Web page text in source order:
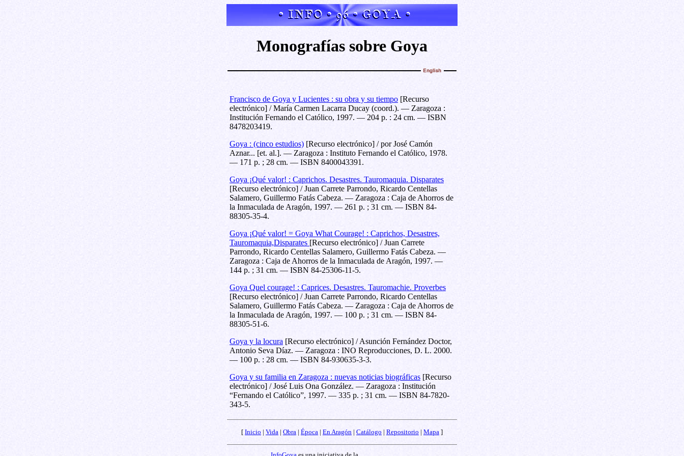
Monografías sobre Goya
Francisco de Goya y Lucientes : su obra y su tiempo [Recurso
electrónico] / María Carmen Lacarra Ducay (coord.). — Zaragoza :
Institución Fernando el Católico, 1997. — 204 p. : 24 cm. — ISBN
8478203419.
Goya : (cinco estudios) [Recurso electrónico] / por José Camón
Aznar... [et. al.]. — Zaragoza : Instituto Fernando el Católico, 1978.
— 171 p. ; 28 cm. — ISBN 8400043391.
Goya ¡Qué valor! : Caprichos. Desastres. Tauromaquia. Disparates
[Recurso electrónico] / Juan Carrete Parrondo, Ricardo Centellas
Salamero, Guillermo Fatás Cabeza. — Zaragoza : Caja de Ahorros de
la Inmaculada de Aragón, 1997. — 261 p. ; 31 cm. — ISBN 84-
88305-35-4.
Goya ¡Qué valor! = Goya What Courage! : Caprichos, Desastres,
Tauromaquia,Disparates [Recurso electrónico] / Juan Carrete
Parrondo, Ricardo Centellas Salamero, Guillermo Fatás Cabeza. —
Zaragoza : Caja de Ahorros de la Inmaculada de Aragón, 1997. —
144 p. ; 31 cm. — ISBN 84-25306-11-5.
Goya Quel courage! : Caprices. Desastres. Tauromachie. Proverbes
[Recurso electrónico] / Juan Carrete Parrondo, Ricardo Centellas
Salamero, Guillermo Fatás Cabeza. — Zaragoza : Caja de Ahorros de
la Inmaculada de Aragón, 1997. — 100 p. ; 31 cm. — ISBN 84-
88305-51-6.
Goya y la locura [Recurso electrónico] / Asunción Fernández Doctor,
Antonio Seva Díaz. — Zaragoza : INO Reproducciones, D. L. 2000.
— 100 p. : 28 cm. — ISBN 84-930635-3-3.
Goya y su familia en Zaragoza : nuevas noticias biográficas [Recurso
electrónico] / José Luis Ona González. — Zaragoza : Institución
“Fernando el Católico”, 1997. — 335 p. ; 31 cm. — ISBN 84-7820-
343-5.
[ Inicio | Vida | Obra | Época | En Aragón | Catálogo | Repositorio | Mapa ]